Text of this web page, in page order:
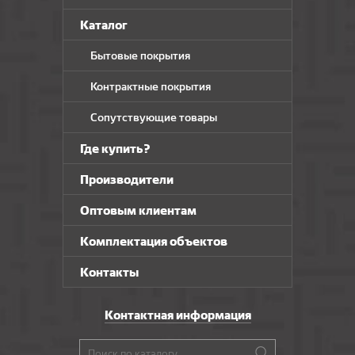
Каталог
Бытовые покрытия
Контрактные покрытия
Сопутствующие товары
Где купить?
Производители
Оптовым клиентам
Комплектация объектов
Контакты
Контактная информация